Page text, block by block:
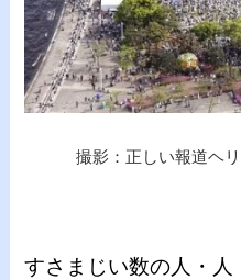
撮影：正しい報道ヘ
すさまじい数の人・人